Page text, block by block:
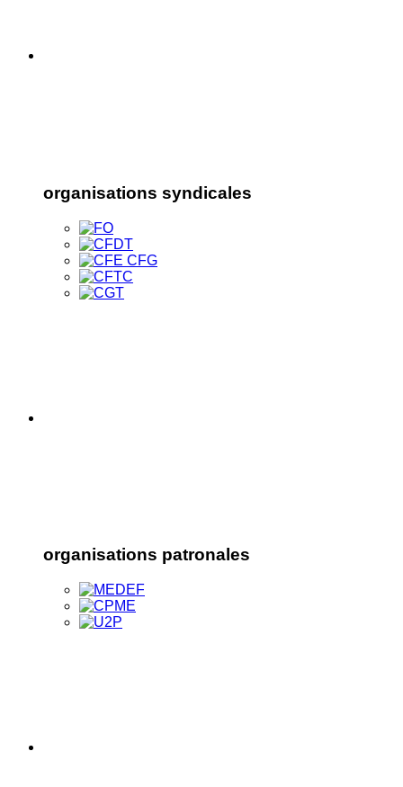
organisations syndicales
organisations patronales